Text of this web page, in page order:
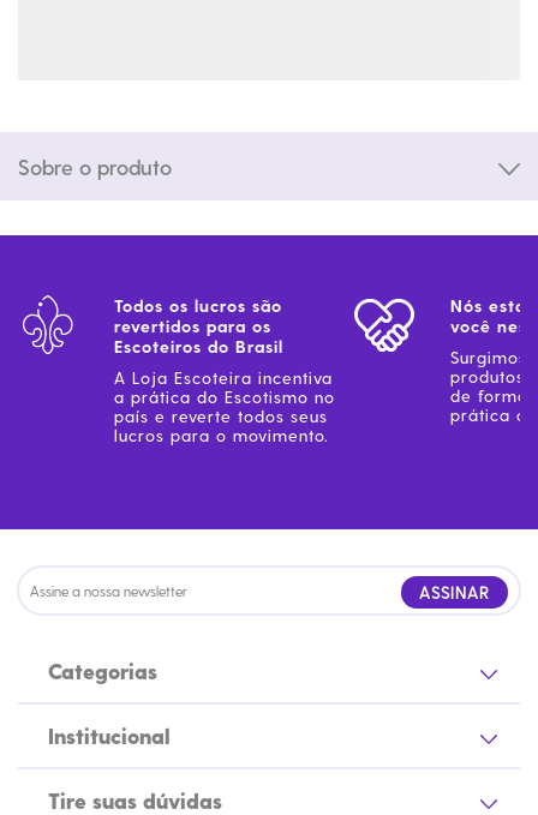
Sobre o produto
Todos os lucros são
revertidos para os
Escoteiros do Brasil
A Loja Escoteira incentiva
a prática do Escotismo no
país e reverte todos seus
lucros para o movimento.
Nós
você
Surgimos
produtos
de forma
prática
ASSINAR
Categorias
Institucional
Tire suas dúvidas